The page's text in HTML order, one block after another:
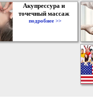
Акупрессура и
точечный массаж
подробнее >>